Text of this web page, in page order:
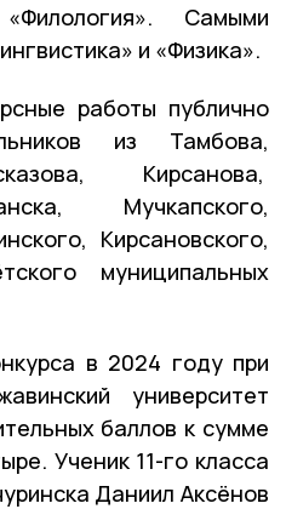
Самыми
и «Физика».
работы публично
из Тамбова,
Кирсанова,
Мучкапского,
Кирсановского,
муниципальных
в 2024 году при
университет
баллов к сумме
Ученик 11-го класса
Даниил Аксёнов